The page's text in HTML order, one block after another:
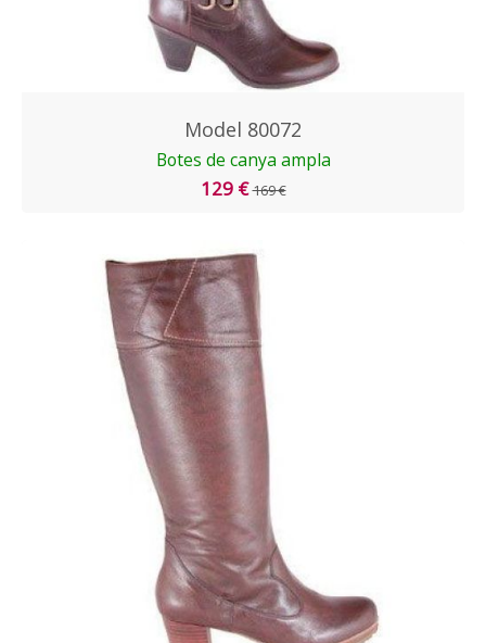
Model 80072
Botes de canya ampla
129 €169 €